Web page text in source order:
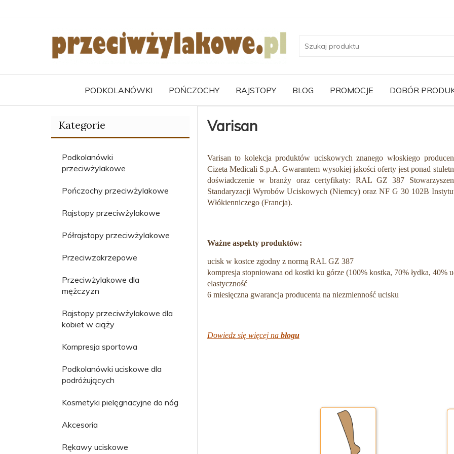
PODKOLANÓWKI POŃCZOCHY RAJSTOPY BLOG PROMOCJE DOBÓR
Kategorie
Podkolanówki
przeciwżylakowe
Pończochy przeciwżylakowe
Rajstopy przeciwżylakowe
Półrajstopy przeciwżylakowe
Przeciwzakrzepowe
Przeciwżylakowe dla
mężczyzn
Rajstopy przeciwżylakowe dla
kobiet w ciąży
Kompresja sportowa
Podkolanówki uciskowe dla
podróżujących
Kosmetyki pielęgnacyjne do nóg
Akcesoria
Rękawy uciskowe
Varisan
Varisan to kolekcja produktów uciskowych znanego włoskiego
Cizeta Medicali S.p.A. Gwarantem wysokiej jakości oferty jest ponad
doświadczenie w branży oraz certyfikaty: RAL GZ 387
Standaryzacji Wyrobów Uciskowych (Niemcy) oraz NF G 30 102B
Włókienniczego (Francja).
Ważne aspekty produktów:
ucisk w kostce zgodny z normą RAL GZ 387
kompresja stopniowana od kostki ku górze (100% kostka, 70% łydka, 40%
elastyczność
6 miesięczna gwarancja producenta na niezmienność ucisku
Dowiedz się więcej na blogu